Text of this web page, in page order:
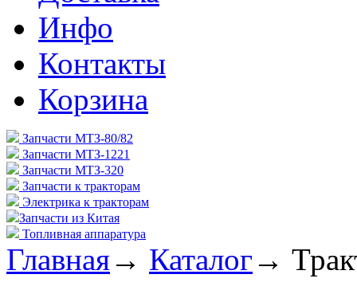
Инфо
Контакты
Корзина
Запчасти МТЗ-80/82
Запчасти МТЗ-1221
Запчасти МТЗ-320
Запчасти к тракторам
Электрика к тракторам
Запчасти из Китая
Топливная аппаратура
Главная→ Каталог →